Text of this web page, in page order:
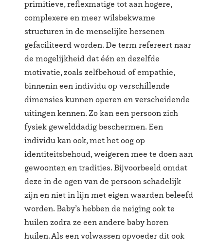
primitieve, reflexmatige tot aan hogere,
complexere en meer wilsbekwame
structuren in de menselijke hersenen
gefaciliteerd worden. De term refereert naar
de mogelijkheid dat één en dezelfde
motivatie, zoals zelfbehoud of empathie,
binnenin een individu op verschillende
dimensies kunnen operen en verscheidende
uitingen kennen. Zo kan een persoon zich
fysiek gewelddadig beschermen. Een
individu kan ook, met het oog op
identiteitsbehoud, weigeren mee te doen aan
gewoonten en tradities. Bijvoorbeeld omdat
deze in de ogen van de persoon schadelijk
zijn en niet in lijn met eigen waarden beleefd
worden. Baby’s hebben de neiging ook te
huilen zodra ze een andere baby horen
huilen. Als een volwassen opvoeder dit ook